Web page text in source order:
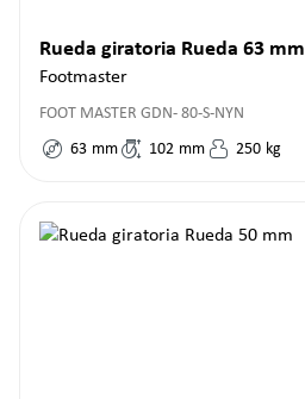
Rueda giratoria Rueda 63 mm
Footmaster
FOOT MASTER GDN- 80-S-NYN
63 mm 102 mm 250 kg